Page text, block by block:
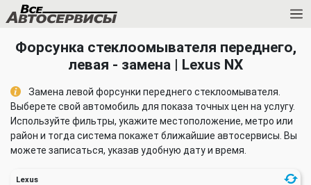
Форсунка стеклоомывателя переднего,
левая - замена | Lexus NX
Замена левой форсунки переднего стеклоомывателя.
Выберете свой автомобиль для показа точных цен на услугу.
Используйте фильтры, укажите местоположение, метро или
район и тогда система покажет ближайшие автосервисы. Вы
можете записаться, указав удобную дату и время.
Lexus